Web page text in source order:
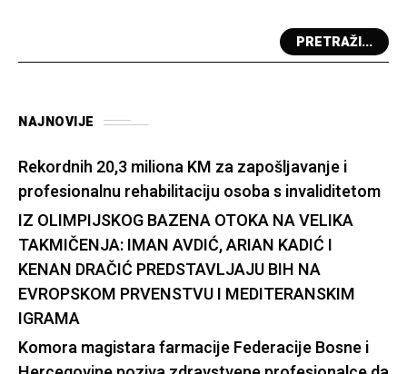
PRETRAŽI...
NAJNOVIJE
Rekordnih 20,3 miliona KM za zapošljavanje i
profesionalnu rehabilitaciju osoba s invaliditetom
IZ OLIMPIJSKOG BAZENA OTOKA NA VELIKA
TAKMIČENJA: IMAN AVDIĆ, ARIAN KADIĆ I
KENAN DRAČIĆ PREDSTAVLJAJU BIH NA
EVROPSKOM PRVENSTVU I MEDITERANSKIM
IGRAMA
Komora magistara farmacije Federacije Bosne i